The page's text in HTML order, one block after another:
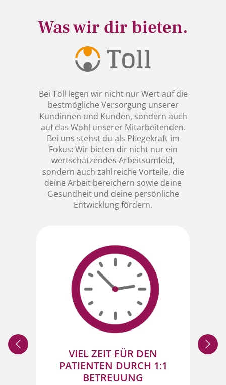
Was wir dir bieten.
Bei Toll legen wir nicht nur Wert auf die
bestmögliche Versorgung unserer
Kundinnen und Kunden, sondern auch
auf das Wohl unserer Mitarbeitenden.
Bei uns stehst du als Pflegekraft im
Fokus: Wir bieten dir nicht nur ein
wertschätzendes Arbeitsumfeld,
sondern auch zahlreiche Vorteile, die
deine Arbeit bereichern sowie deine
Gesundheit und deine persönliche
Entwicklung fördern.
VIEL ZEIT FÜR DEN
PATIENTEN DURCH 1:1
BETREUUNG